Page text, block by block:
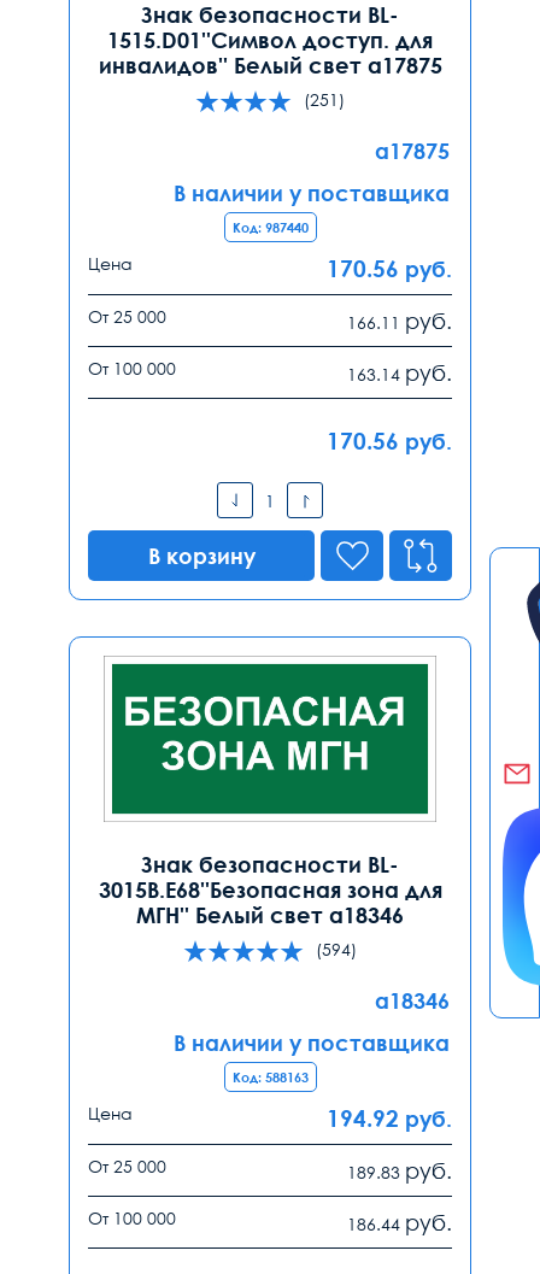
Знак безопасности BL-
1515.D01''Символ доступ. для
инвалидов'' Белый свет a17875
(251)
a17875
В наличии у поставщика
Код: 987440
Цена 170.56 руб.
От 25 000 166.11 руб.
От 100 000 163.14 руб.
170.56 руб.
В корзину
Знак безопасности BL-
3015B.E68''Безопасная зона для
МГН'' Белый свет a18346
(594)
a18346
В наличии у поставщика
Код: 588163
Цена 194.92 руб.
От 25 000 189.83 руб.
От 100 000 186.44 руб.